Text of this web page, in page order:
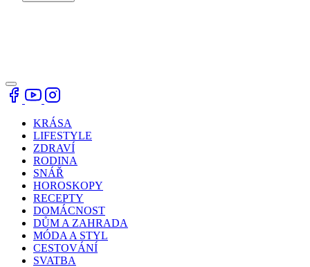
KRÁSA
LIFESTYLE
ZDRAVÍ
RODINA
SNÁŘ
HOROSKOPY
RECEPTY
DOMÁCNOST
DŮM A ZAHRADA
MÓDA A STYL
CESTOVÁNÍ
SVATBA